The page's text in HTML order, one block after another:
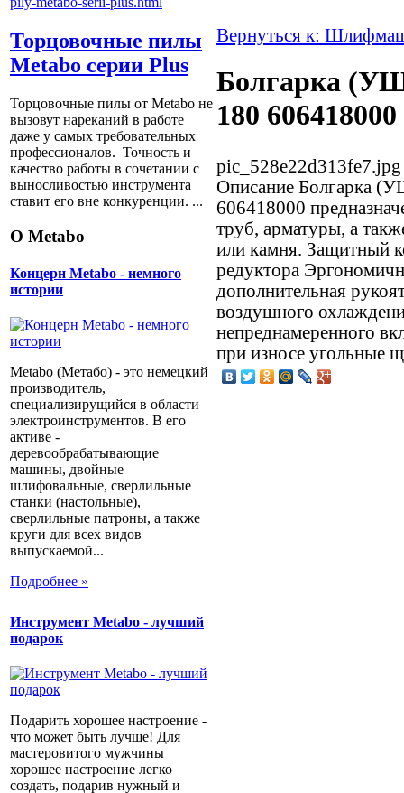
Торцовочные пилы
Metabo серии Plus
Торцовочные пилы от Metabo не
вызовут нареканий в работе
даже у самых требовательных
профессионалов. Точность и
качество работы в сочетании с
выносливостью инструмента
ставит его вне конкуренции. ...
О Metabo
Концерн Metabo - немного
истории
Metabo (Метабо) - это немецкий
производитель,
специализирущийся в области
электроинструментов. В его
активе -
деревообрабатывающие
машины, двойные
шлифовальные, сверлильные
станки (настольные),
сверлильные патроны, а также
круги для всех видов
выпускаемой...
Подробнее »
Инструмент Metabo - лучший
подарок
Подарить хорошее настроение -
что может быть лучше! Для
мастеровитого мужчины
хорошее настроение легко
создать, подарив нужный и
Вернуться к:
Болгарка
180 606418000
pic_528e22d313fe7.jpg
Описание Болгарка
606418000
труб, арматуры, а
или камня. Защитный
редуктора
дополнительная
воздушного
непреднамеренного
при износе угольные